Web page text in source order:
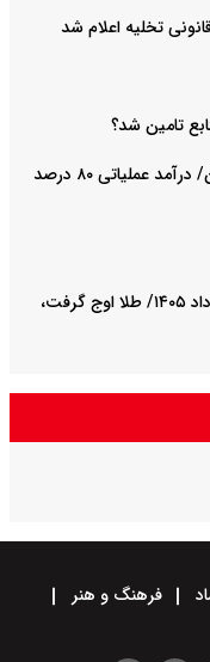
تخلیه اعلام شد
تامین شد؟
تغییر مثبت در عملکرد مالی بانک صادرات ایران/ درآمد عملیاتی ۸۰ درصد
آخرین قیمت طلا و سکه امروز پنجشنبه ۱۵ مرداد ۱۴۰۵/ طلا اوج گرفت،
فرهنگ و هنر